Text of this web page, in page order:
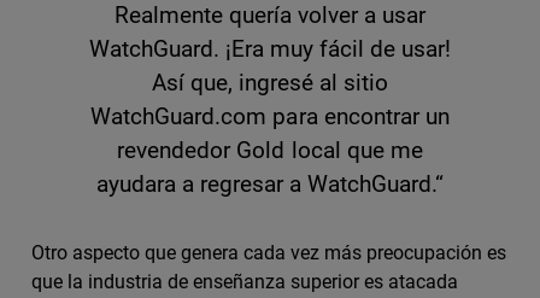
Realmente quería volver a usar
WatchGuard. ¡Era muy fácil de usar!
Así que, ingresé al sitio
WatchGuard.com para encontrar un
revendedor Gold local que me
ayudara a regresar a WatchGuard.“
Otro aspecto que genera cada vez más preocupación es
que la industria de enseñanza superior es atacada